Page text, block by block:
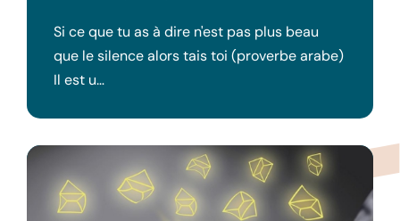
Si ce que tu as à dire n'est pas plus beau
que le silence alors tais toi (proverbe arabe)
Il est u…